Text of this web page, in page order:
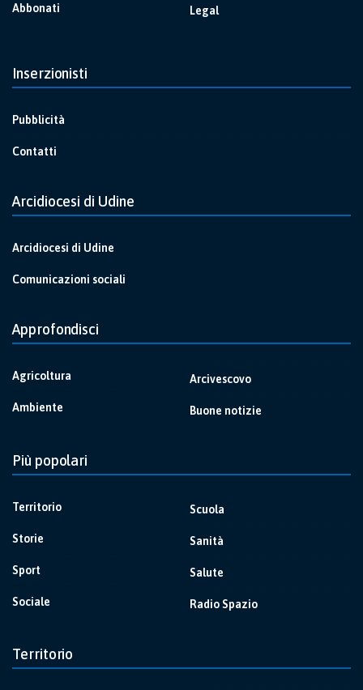
Abbonati Legal
Inserzionisti
Pubblicità
Contatti
Arcidiocesi di Udine
Arcidiocesi di Udine
Comunicazioni sociali
Approfondisci
Agricoltura
Ambiente
Arcivescovo
Buone notizie
Più popolari
Territorio
Storie
Sport
Sociale
Scuola
Sanità
Salute
Radio Spazio
Territorio